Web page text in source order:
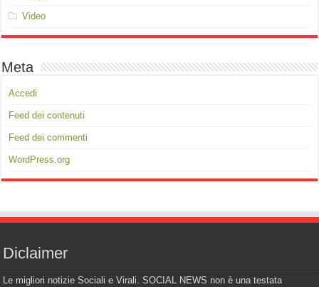
Video
Meta
Accedi
Feed dei contenuti
Feed dei commenti
WordPress.org
Diclaimer
Le migliori notizie Sociali e Virali. SOCIAL NEWS non è una testata